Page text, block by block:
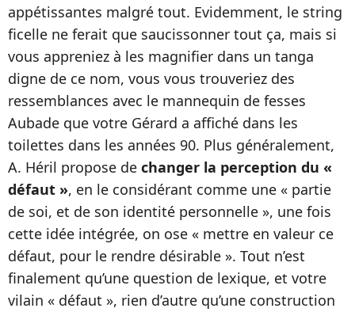
appétissantes malgré tout. Evidemment, le string
ficelle ne ferait que saucissonner tout ça, mais si
vous appreniez à les magnifier dans un tanga
digne de ce nom, vous vous trouveriez des
ressemblances avec le mannequin de fesses
Aubade que votre Gérard a affiché dans les
toilettes dans les années 90. Plus généralement,
A. Héril propose de changer la perception du «
défaut », en le considérant comme une « partie
de soi, et de son identité personnelle », une fois
cette idée intégrée, on ose « mettre en valeur ce
défaut, pour le rendre désirable ». Tout n’est
finalement qu’une question de lexique, et votre
vilain « défaut », rien d’autre qu’une construction